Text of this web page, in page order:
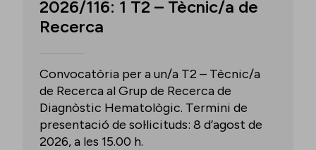
2026/116: 1 T2 – Tècnic/a de
Recerca
Convocatòria per a un/a T2 – Tècnic/a
de Recerca al Grup de Recerca de
Diagnòstic Hematològic. Termini de
presentació de sol·licituds: 8 d’agost de
2026, a les 15.00 h.